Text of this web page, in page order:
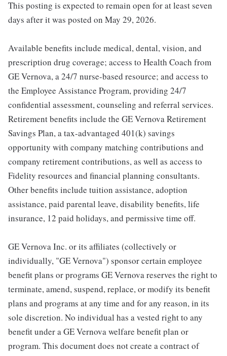
This posting is expected to remain open for at least seven
days after it was posted on May 29, 2026.
Available benefits include medical, dental, vision, and
prescription drug coverage; access to Health Coach from
GE Vernova, a 24/7 nurse-based resource; and access to
the Employee Assistance Program, providing 24/7
confidential assessment, counseling and referral services.
Retirement benefits include the GE Vernova Retirement
Savings Plan, a tax-advantaged 401(k) savings
opportunity with company matching contributions and
company retirement contributions, as well as access to
Fidelity resources and financial planning consultants.
Other benefits include tuition assistance, adoption
assistance, paid parental leave, disability benefits, life
insurance, 12 paid holidays, and permissive time off.
GE Vernova Inc. or its affiliates (collectively or
individually, "GE Vernova") sponsor certain employee
benefit plans or programs GE Vernova reserves the right to
terminate, amend, suspend, replace, or modify its benefit
plans and programs at any time and for any reason, in its
sole discretion. No individual has a vested right to any
benefit under a GE Vernova welfare benefit plan or
program. This document does not create a contract of